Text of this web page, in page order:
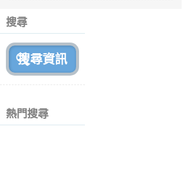
搜尋
熱門搜尋